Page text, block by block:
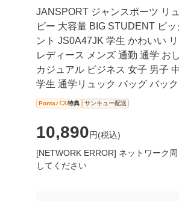
JANSPORT ジャンスポーツ リ
ビー 大容量 BIG STUDENT ビ
ント JS0A47JK 学生 かわいい
レディース メンズ 通勤 通学 お
カジュアル ビジネス 女子 男子
学生 通学リュック バッグ バッ
Pontaパス特典 サンキュー配送
10,890円(税込)
[NETWORK ERROR] ネットワーク
してください